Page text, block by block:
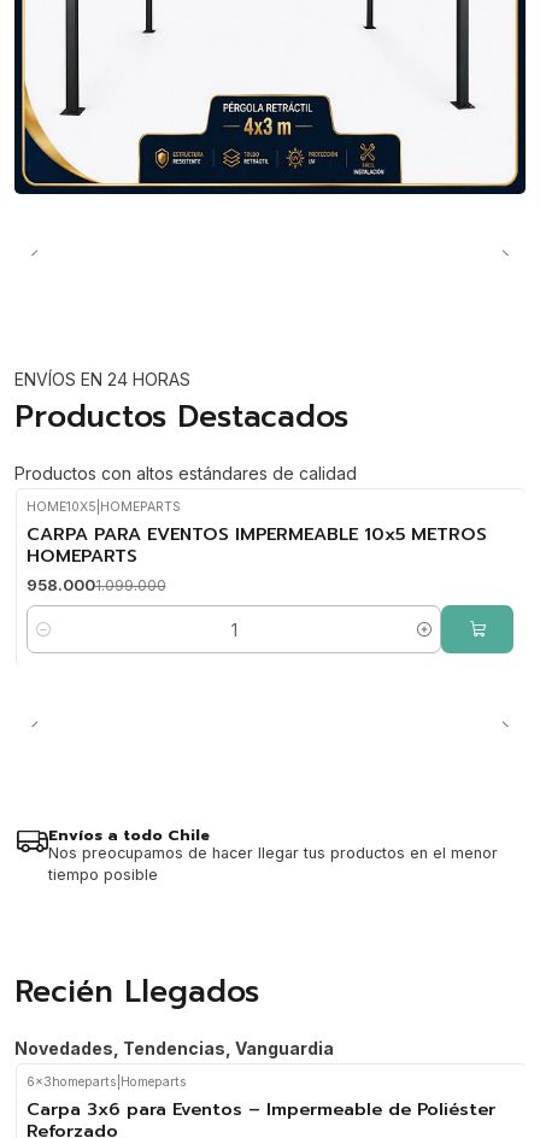
ENVÍOS EN 24 HORAS
Productos Destacados
Productos con altos estándares de calidad
-13%
OFF
HOME10X5 HOMEPARTS
CARPA PARA EVENTOS IMPERMEABLE 10x5 METROS
HOMEPARTS
958.0001.099.000
Cantidad
Envíos a todo Chile
Nos preocupamos de hacer llegar tus productos en el menor
tiempo posible
Recién Llegados
Novedades, Tendencias, Vanguardia
Agotado
6x3homeparts Homeparts
Carpa 3x6 para Eventos – Impermeable de Poliéster
Reforzado